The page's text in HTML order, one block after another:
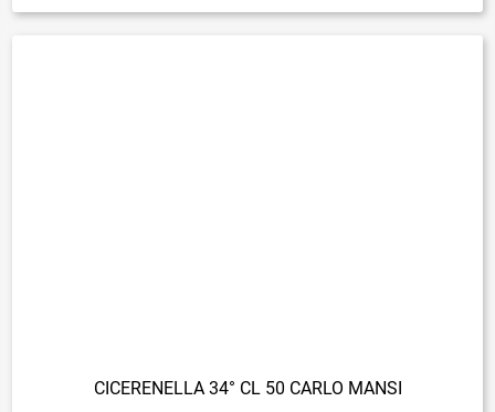
CICERENELLA 34° CL 50 CARLO MANSI